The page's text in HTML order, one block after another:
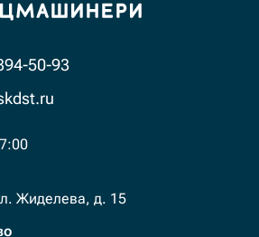
50-93
Жиделева, д. 15